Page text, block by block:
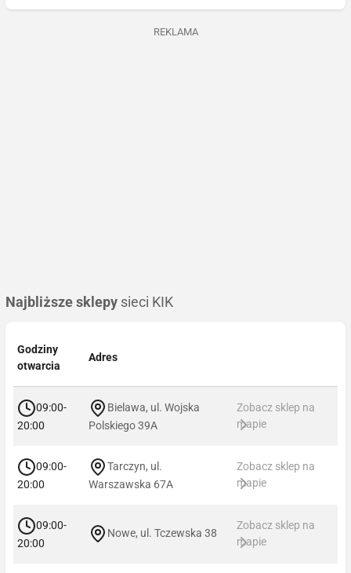
REKLAMA
Najbliższe sklepy sieci KIK
Godziny
otwarcia
Adres
09:00-
20:00
Bielawa, ul. Wojska
Polskiego 39A
Zobacz sklep na
mapie
09:00-
20:00
Tarczyn, ul.
Warszawska 67A
Zobacz sklep na
mapie
09:00-
20:00
Nowe, ul. Tczewska 38
Zobacz sklep na
mapie